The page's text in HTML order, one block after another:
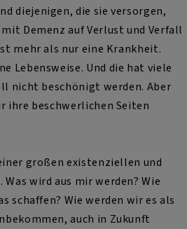
diejenigen, die sie versorgen,
Demenz auf Verlust und Verfall
mehr als nur eine Krankheit.
Lebensweise. Und die hat viele
nicht beschönigt werden. Aber
ihre beschwerlichen Seiten
großen existenziellen und
wird aus mir werden? Wie
schaffen? Wie werden wir es als
auch in Zukunft